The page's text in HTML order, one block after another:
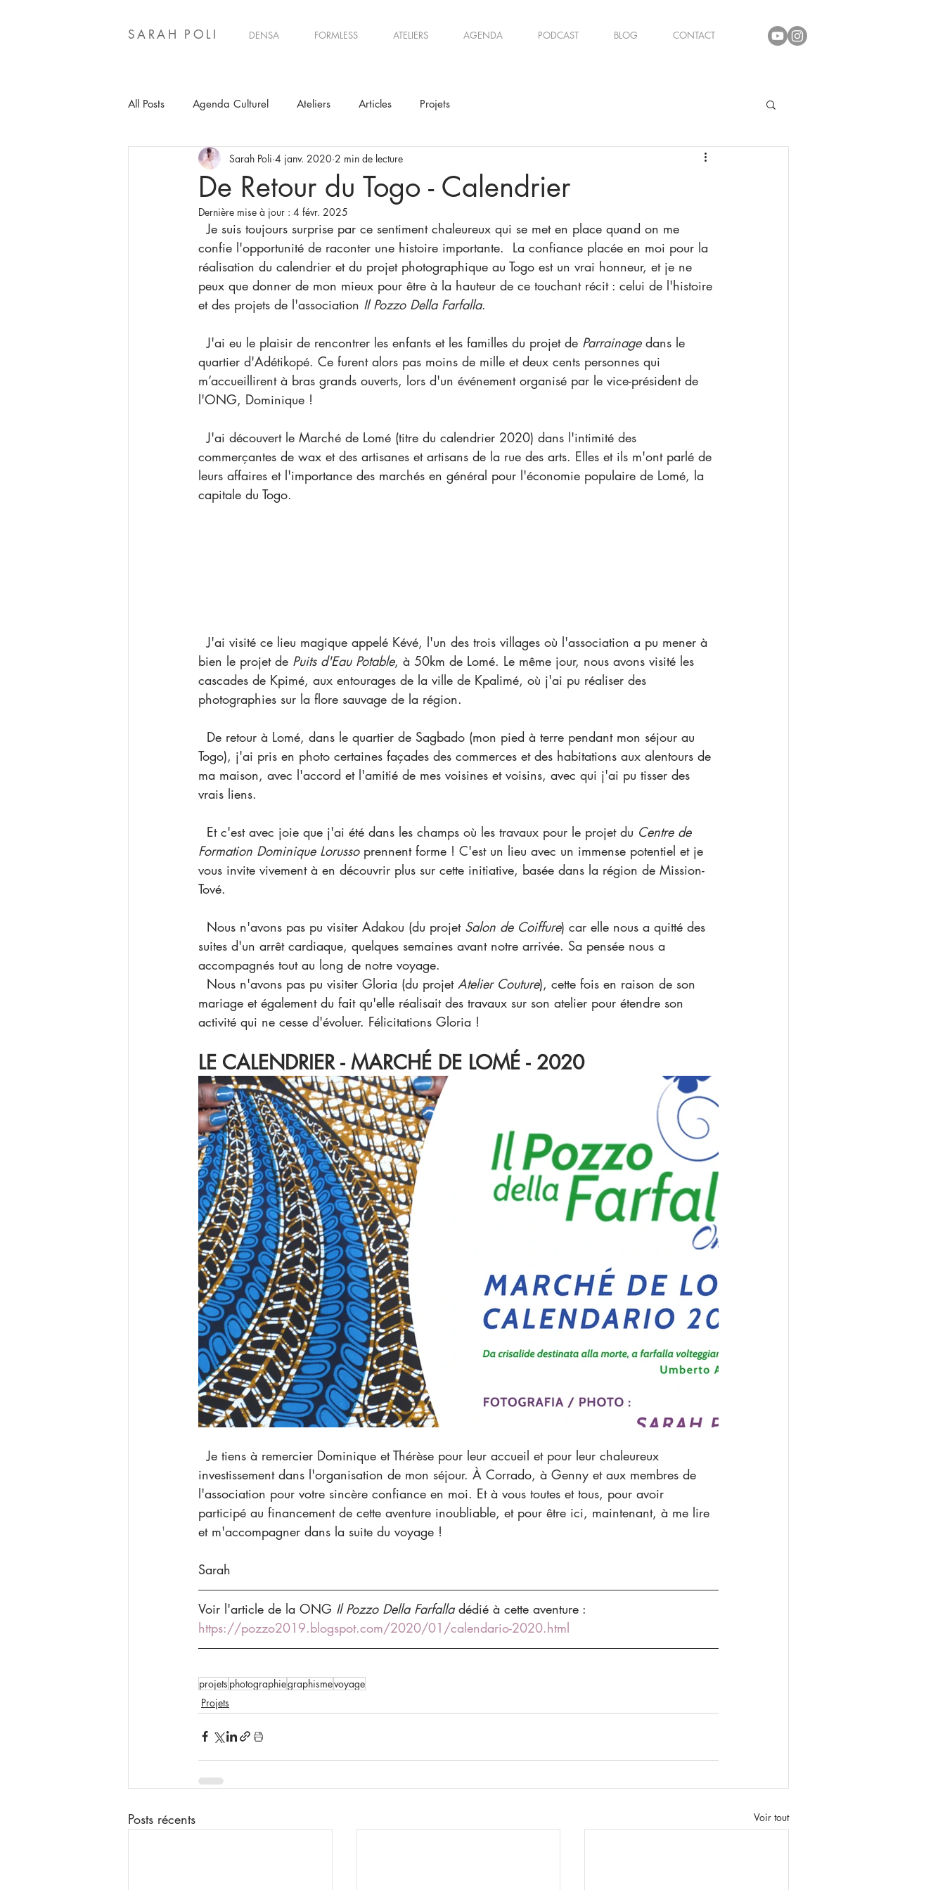
SARAH POLI DENSA FORMLESS ATELIERS AGENDA PODCAST BLOG CONTACT
All Posts Agenda Culturel Ateliers Articles Projets
De Retour du Togo - Calendrier
Sarah Poli 4 janv. 2020 2 min de lecture
Dernière mise à jour : 4 févr. 2025
  Je suis toujours surprise par ce sentiment chaleureux qui se met en place quand on me
confie l'opportunité de raconter une histoire importante.  La confiance placée en moi pour la
réalisation du calendrier et du projet photographique au Togo est un vrai honneur, et je ne
peux que donner de mon mieux pour être à la hauteur de ce touchant récit : celui de l'histoire
et des projets de l'association Il Pozzo Della Farfalla.
  J'ai eu le plaisir de rencontrer les enfants et les familles du projet de
Parrainage dans le
quartier d'Adétikopé. Ce furent alors pas moins de mille et deux cents personnes qui
m’accueillirent à bras grands ouverts, lors d'un événement organisé par le vice-président de
l'ONG, Dominique !
  J'ai découvert le Marché de Lomé (titre du calendrier 2020) dans l'intimité des
commerçantes de wax et des artisanes et artisans de la rue des arts. Elles et ils m'ont parlé de
leurs affaires et l'importance des marchés en général pour l'économie populaire de Lomé, la
capitale du Togo.
bien le projet de Puits d'Eau Potable, à 50km de Lomé. Le même jour, nous avons visité les
cascades de Kpimé, aux entourages de la ville de Kpalimé, où j'ai pu réaliser des
photographies sur la flore sauvage de la région.
Togo), j'ai pris en photo certaines façades des commerces et des habitations aux alentours de
ma maison, avec l'accord et l'amitié de mes voisines et voisins, avec qui j'ai pu tisser des
vrais liens.
  Et c'est avec joie que j'ai été dans les champs où les travaux pour le projet du
Centre de
Formation Dominique Lorusso prennent forme ! C'est un lieu avec un immense potentiel et je
vous invite vivement à en découvrir plus sur cette initiative, basée dans la région de Mission-
Tové.
  Nous n'avons pas pu visiter Adakou (du projet
Salon de Coiffure) car elle nous a quitté des
suites d'un arrêt cardiaque, quelques semaines avant notre arrivée. Sa pensée nous a
accompagnés tout au long de notre voyage.
  Nous n'avons pas pu visiter Gloria (du projet
Atelier Couture), cette fois en raison de son
mariage et également du fait qu'elle réalisait des travaux sur son atelier pour étendre son
activité qui ne cesse d'évoluer. Félicitations Gloria !
LE CALENDRIER - MARCHÉ DE LOMÉ - 2020
investissement dans l'organisation de mon séjour. À Corrado, à Genny et aux membres de
l'association pour votre sincère confiance en moi. Et à vous toutes et tous, pour avoir
participé au financement de cette aventure inoubliable, et pour être ici, maintenant, à me lire
et m'accompagner dans la suite du voyage !
Sarah
Voir l'article de la ONG Il Pozzo Della Farfalla dédié à cette aventure :
https://pozzo2019.blogspot.com/2020/01/calendario-2020.html
projets photographiegraphismevoyage
Projets
Posts récents Voir tout